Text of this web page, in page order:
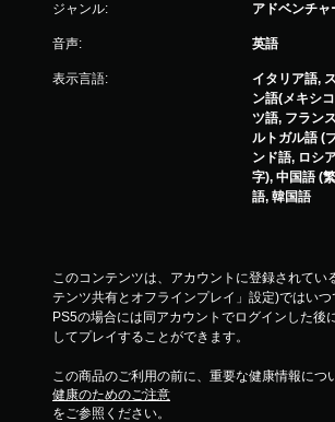
ジャンル: アドベンチャ
音声: 英語
表示言語:
イタリア語,
ン語(メキシ
ツ語, フラン
ルトガル語 (
ンド語, ロシ
字), 中国語 (
語, 韓国語
このコンテンツは、アカウントに登録されてい
テンツ共有とオフラインプレイ」設定)ではい
PS5の場合には同アカウントでログインした後
してプレイすることができます。
この商品のご利用の前に、重要な健康情報につ
健康のためのご注意
をご参照ください。